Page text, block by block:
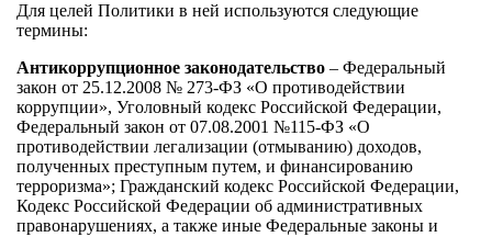
Для целей Политики в ней используются следующие
термины:
Антикоррупционное законодательство – Федеральный
закон от 25.12.2008 № 273-ФЗ «О противодействии
коррупции», Уголовный кодекс Российской Федерации,
Федеральный закон от 07.08.2001 №115-ФЗ «О
противодействии легализации (отмыванию) доходов,
полученных преступным путем, и финансированию
терроризма»; Гражданский кодекс Российской Федерации,
Кодекс Российской Федерации об административных
правонарушениях, а также иные Федеральные законы и